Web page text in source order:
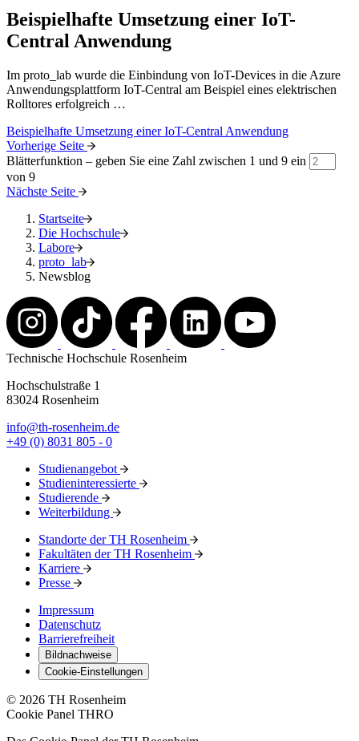
Beispielhafte Umsetzung einer IoT-
Central Anwendung
Im proto_lab wurde die Einbindung von IoT-Devices in die Azure
Anwendungsplattform IoT-Central am Beispiel eines elektrischen
Rolltores erfolgreich …
Beispielhafte Umsetzung einer IoT-Central Anwendung
Vorherige Seite
Blätterfunktion – geben Sie eine Zahl zwischen 1 und 9 ein
von 9
Nächste Seite
Startseite
Die Hochschule
Labore
proto_lab
Newsblog
Technische Hochschule Rosenheim
Hochschulstraße 1
83024 Rosenheim
info@th-rosenheim.de
+49 (0) 8031 805 - 0
Studienangebot
Studieninteressierte
Studierende
Weiterbildung
Standorte der TH Rosenheim
Fakultäten der TH Rosenheim
Karriere
Presse
Impressum
Datenschutz
Barrierefreiheit
Bildnachweise
Cookie-Einstellungen
© 2026 TH Rosenheim
Cookie Panel THRO